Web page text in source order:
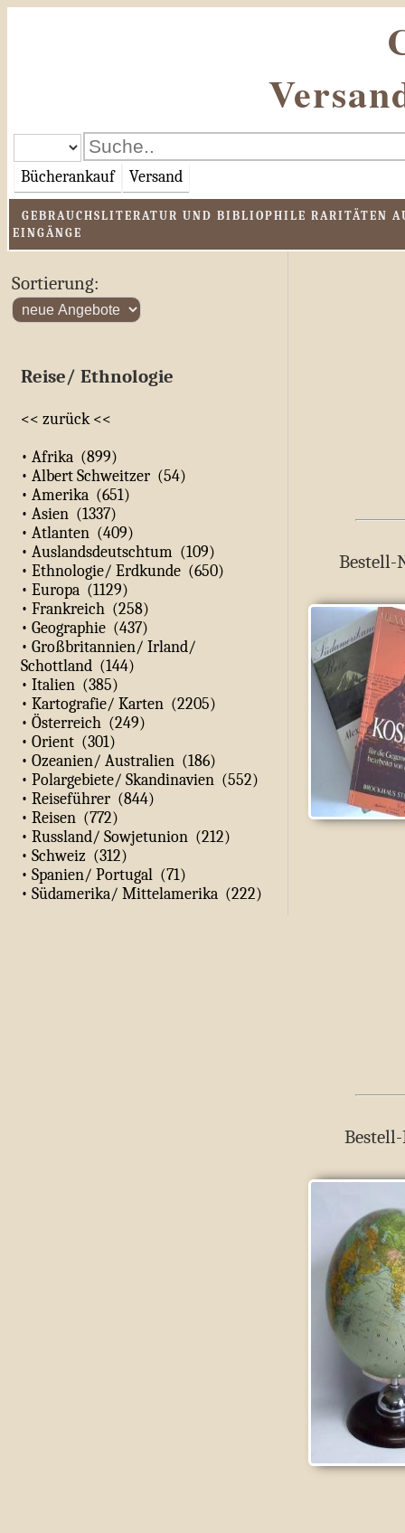
Bücherankauf Versand
GEBRAUCHSLITERATUR UND BIBLIOPHILE RARITÄTEN
EINGÄNGE
Sortierung:
Reise/ Ethnologie
<< zurück <<
• Afrika (899)
• Albert Schweitzer (54)
• Amerika (651)
• Asien (1337)
• Atlanten (409)
• Auslandsdeutschtum (109)
• Ethnologie/ Erdkunde (650)
• Europa (1129)
• Frankreich (258)
• Geographie (437)
• Großbritannien/ Irland/
Schottland (144)
• Italien (385)
• Kartografie/ Karten (2205)
• Österreich (249)
• Orient (301)
• Ozeanien/ Australien (186)
• Polargebiete/ Skandinavien (552)
• Reiseführer (844)
• Reisen (772)
• Russland/ Sowjetunion (212)
• Schweiz (312)
• Spanien/ Portugal (71)
• Südamerika/ Mittelamerika (222)
Bestell-